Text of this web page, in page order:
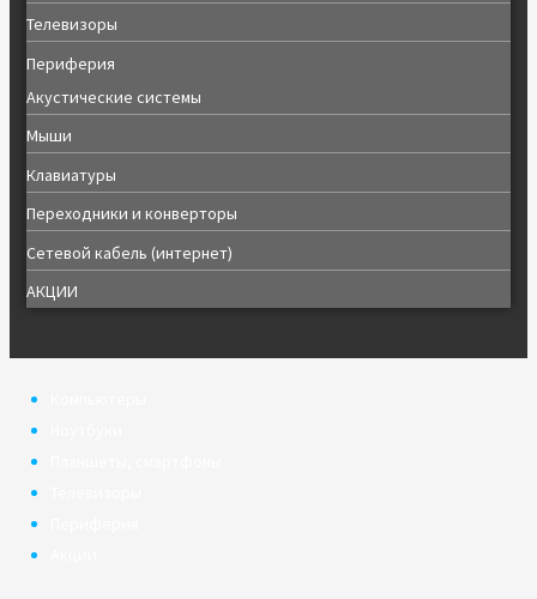
Телевизоры
Периферия
Акустические системы
Мыши
Клавиатуры
Переходники и конверторы
Сетевой кабель (интернет)
АКЦИИ